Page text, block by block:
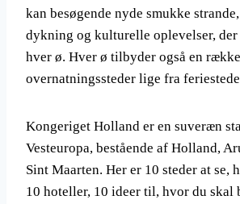
kan besøgende nyde smukke
dykning og kulturelle oplevelser,
hver ø. Hver ø tilbyder også en
overnatningssteder lige fra
Kongeriget Holland er en suveræn
Vesteuropa, bestående af Holland,
Sint Maarten. Her er 10 steder at se,
10 hoteller, 10 ideer til, hvor du skal